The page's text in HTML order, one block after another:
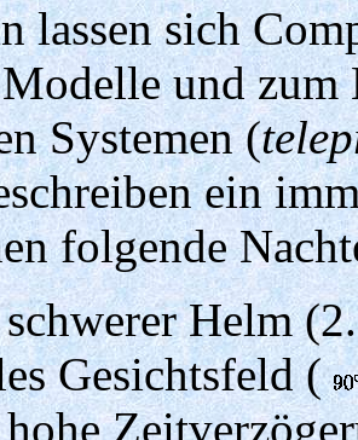
lassen sich
und zum
Systemen (
ein
folgende
Helm
Gesichtsfeld (